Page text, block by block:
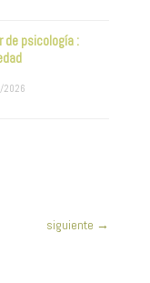
de psicología :
2026
siguiente →